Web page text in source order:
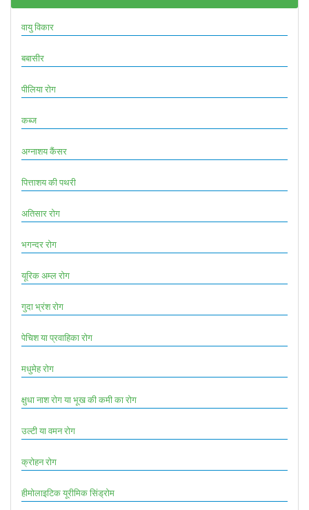
वायु विकार
बबासीर
पीलिया रोग
कब्ज
अग्नाशय कैंसर
पित्ताशय की पथरी
अतिसार रोग
भगन्दर रोग
यूरिक अम्ल रोग
गुदा भ्रंश रोग
पेचिश या प्रवाहिका रोग
मधुमेह रोग
क्षुधा नाश रोग या भूख की कमी का रोग
उल्टी या वमन रोग
क्रोहन रोग
हीमोलाइटिक यूरीमिक सिंड्रोम